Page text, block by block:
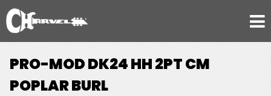
PRO-MOD DK24 HH 2PT CM
POPLAR BURL